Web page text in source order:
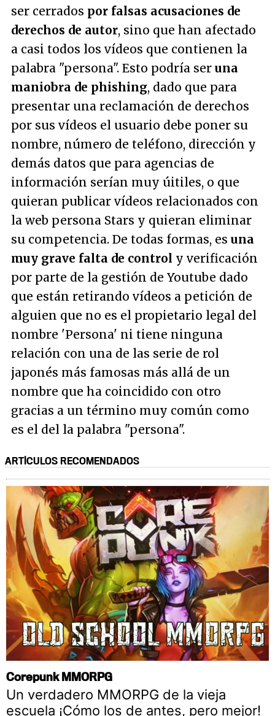
ser cerrados por falsas acusaciones de
derechos de autor, sino que han afectado
a casi todos los vídeos que contienen la
palabra "persona". Esto podría ser una
maniobra de phishing, dado que para
presentar una reclamación de derechos
por sus vídeos el usuario debe poner su
nombre, número de teléfono, dirección y
demás datos que para agencias de
información serían muy úitiles, o que
quieran publicar vídeos relacionados con
la web persona Stars y quieran eliminar
su competencia. De todas formas, es una
muy grave falta de control y verificación
por parte de la gestión de Youtube dado
que están retirando vídeos a petición de
alguien que no es el propietario legal del
nombre 'Persona' ni tiene ninguna
relación con una de las serie de rol
japonés más famosas más allá de un
nombre que ha coincidido con otro
gracias a un término muy común como
es el del la palabra "persona".
ARTÍCULOS RECOMENDADOS
Corepunk MMORPG
Un verdadero MMORPG de la vieja
escuela ¡Cómo los de antes, pero mejor!